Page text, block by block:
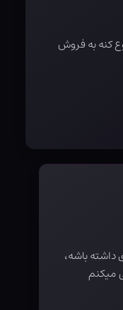
کنه به فروش
باشه،
میکنم